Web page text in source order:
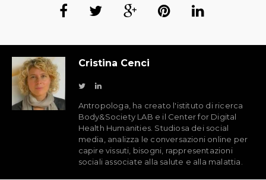
Cristina Cenci
Antropologa, ha creato l'istituto di ricerca
Body&Society LAB e il Center for Digital
Health Humanities. Studiosa dei social
media, analizza le conversazioni online per
capire vissuti, bisogni, rappresentazioni
sociali associate alla salute e alla malattia.